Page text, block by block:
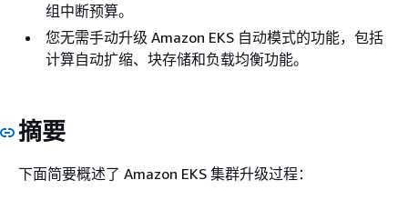
组中断预算。
您无需手动升级 Amazon EKS 自动模式的功能，包括
计算自动扩缩、块存储和负载均衡功能。
摘要
下面简要概述了 Amazon EKS 集群升级过程：